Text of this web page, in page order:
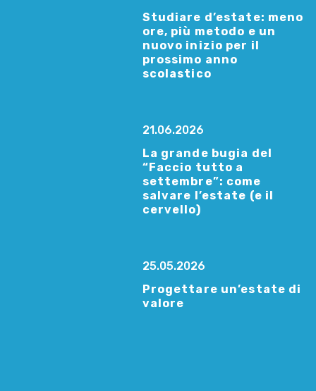
Studiare d’estate: meno
ore, più metodo e un
nuovo inizio per il
prossimo anno
scolastico
21.06.2026
La grande bugia del
“Faccio tutto a
settembre”: come
salvare l’estate (e il
cervello)
25.05.2026
Progettare un’estate di
valore